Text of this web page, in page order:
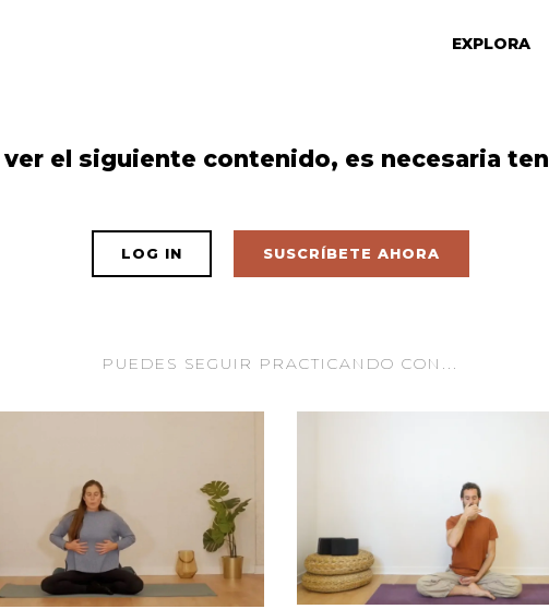
EXPLORA
ver el siguiente contenido, es necesaria
LOG IN SUSCRÍBETE AHORA
PUEDES SEGUIR PRACTICANDO CON...